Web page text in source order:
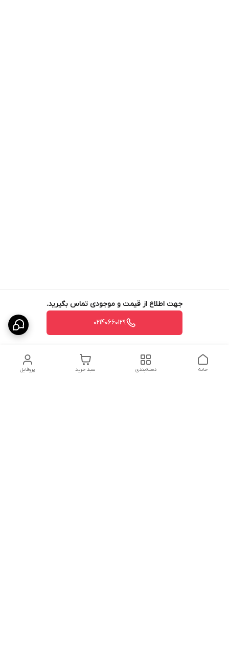
جهت اطلاع از قیمت و موجودی تماس بگیرید.
02140660129
پروفایل سبد خرید دسته‌بندی خانه